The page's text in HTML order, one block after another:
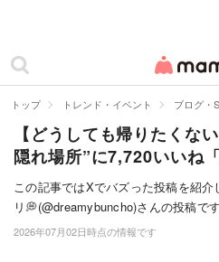
ママリ
カテゴリー一覧
妊娠
出産
赤ちゃん・育児
トップ トレンド・イベント ブログ・
【どうしても帰りたくな
隠れ場所”に7,720いいね
この記事ではXでバズった投稿を紹
リ💭(@dreamybuncho)さんの投稿です
2026年07月02日時点の情報です